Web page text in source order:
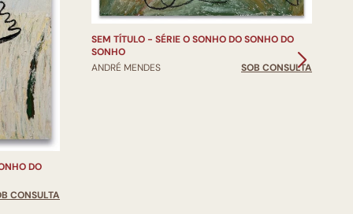
DO
CONSULTA
SEM TÍTULO - SÉRIE O SONHO DO SONHO DO
SONHO
ANDRÉ MENDES
SOB CONSULTA